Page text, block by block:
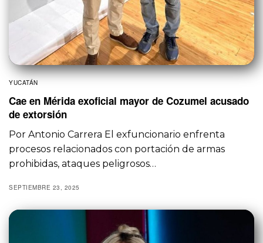
YUCATÁN
Cae en Mérida exoficial mayor de Cozumel acusado
de extorsión
Por Antonio Carrera El exfuncionario enfrenta
procesos relacionados con portación de armas
prohibidas, ataques peligrosos…
SEPTIEMBRE 23, 2025